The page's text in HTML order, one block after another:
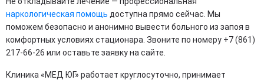
наркологическая помощь доступна прямо сейчас. Мы
поможем безопасно и анонимно вывести больного из запоя в
комфортных условиях стационара. Звоните по номеру +7 (861)
217-66-26 или оставьте заявку на сайте.
Клиника «МЕД ЮГ» работает круглосуточно, принимает